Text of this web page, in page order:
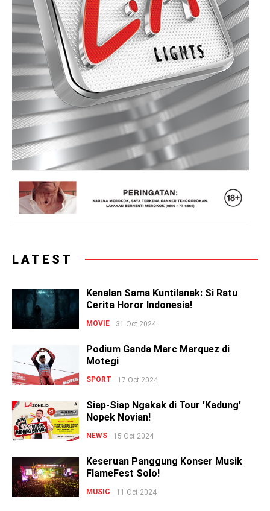
LATEST
Kenalan Sama Kuntilanak: Si Ratu
Cerita Horor Indonesia!
MOVIE 31 Oct 2024
Podium Ganda Marc Marquez di
Motegi
SPORT 17 Oct 2024
Siap-Siap Ngakak di Tour 'Kadung'
Nopek Novian!
NEWS 15 Oct 2024
Keseruan Panggung Konser Musik
FlameFest Solo!
MUSIC 11 Oct 2024